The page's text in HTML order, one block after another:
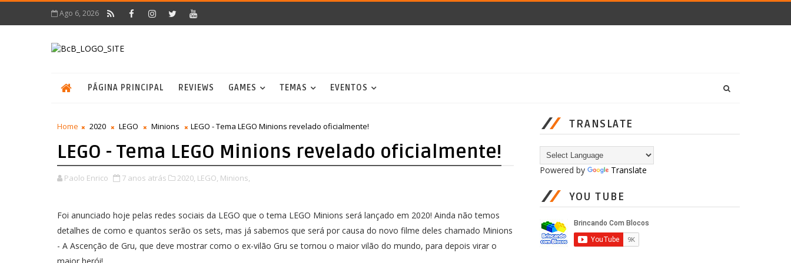
Ago 6, 2026
PÁGINA PRINCIPAL REVIEWS GAMES TEMAS EVENTOS
Home 2020 LEGO Minions LEGO - Tema LEGO Minions revelado oficialmente!
LEGO - Tema LEGO Minions revelado oficialmente!
Paolo Enrico 7 anos atrás 2020, LEGO, Minions,
Foi anunciado hoje pelas redes sociais da LEGO que o tema LEGO Minions será lançado em 2020! Ainda não temos
detalhes de como e quantos serão os sets, mas já sabemos que será por causa do novo filme deles chamado Minions
- A Ascenção de Gru, que deve mostrar como o ex-vilão Gru se tornou o maior vilão do mundo, para depois virar o
TRANSLATE
Powered by Translate
YOU TUBE